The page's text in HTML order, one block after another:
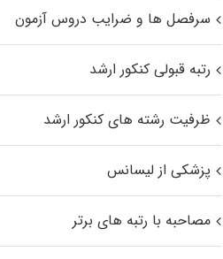
سرفصل ها و ضرایب دروس آزمون
رتبه قبولی کنکور ارشد
ظرفیت رشته های کنکور ارشد
پزشکی از لیسانس
مصاحبه با رتبه های برتر